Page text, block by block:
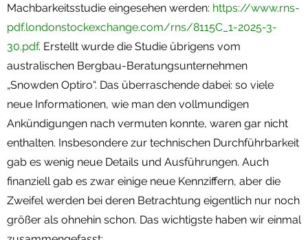
Machbarkeitsstudie eingesehen werden: https://www.rns-
pdf.londonstockexchange.com/rns/8115C_1-2025-3-
30.pdf. Erstellt wurde die Studie übrigens vom
australischen Bergbau-Beratungsunternehmen
„Snowden Optiro“. Das überraschende dabei: so viele
neue Informationen, wie man den vollmundigen
Ankündigungen nach vermuten konnte, waren gar nicht
enthalten. Insbesondere zur technischen Durchführbarkeit
gab es wenig neue Details und Ausführungen. Auch
finanziell gab es zwar einige neue Kennziffern, aber die
Zweifel werden bei deren Betrachtung eigentlich nur noch
größer als ohnehin schon. Das wichtigste haben wir einmal